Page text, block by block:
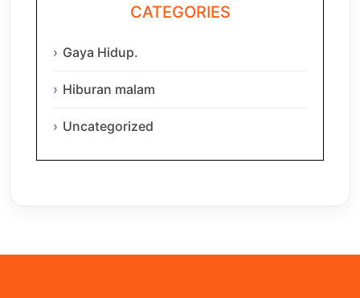
CATEGORIES
Gaya Hidup.
Hiburan malam
Uncategorized